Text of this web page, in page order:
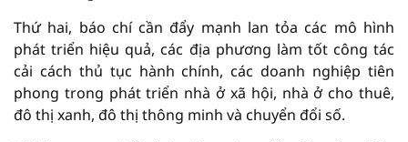
Thứ hai, báo chí cần đẩy mạnh lan tỏa các mô hình
phát triển hiệu quả, các địa phương làm tốt công tác
cải cách thủ tục hành chính, các doanh nghiệp tiên
phong trong phát triển nhà ở xã hội, nhà ở cho thuê,
đô thị xanh, đô thị thông minh và chuyển đổi số.